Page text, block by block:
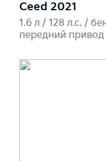
Ceed 2021
1.6 л / 128 л.c. /
передний привод